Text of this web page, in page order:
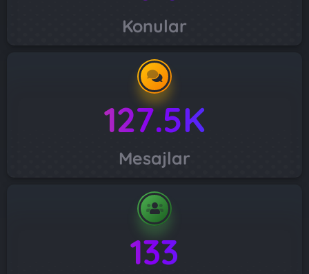
Konular
127.5K
Mesajlar
133